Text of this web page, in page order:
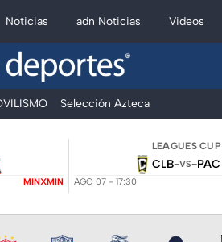
Noticias adn Noticias Videos
Selección Azteca
MINXMIN
LEAGUES CUP
CLB-VS-PAC
AGO 07 - 17:30